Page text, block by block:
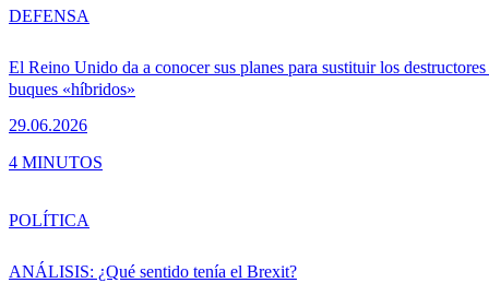
El Reino Unido da a conocer sus planes para sustituir los
buques «híbridos»
29.06.2026
DEFENSA
4 MINUTOS
ANÁLISIS: ¿Qué sentido tenía el Brexit?
POLÍTICA